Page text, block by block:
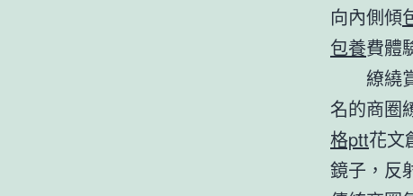
向內側傾
包養費體
繚繞
名的商圈
格ptt花文
鏡子，反